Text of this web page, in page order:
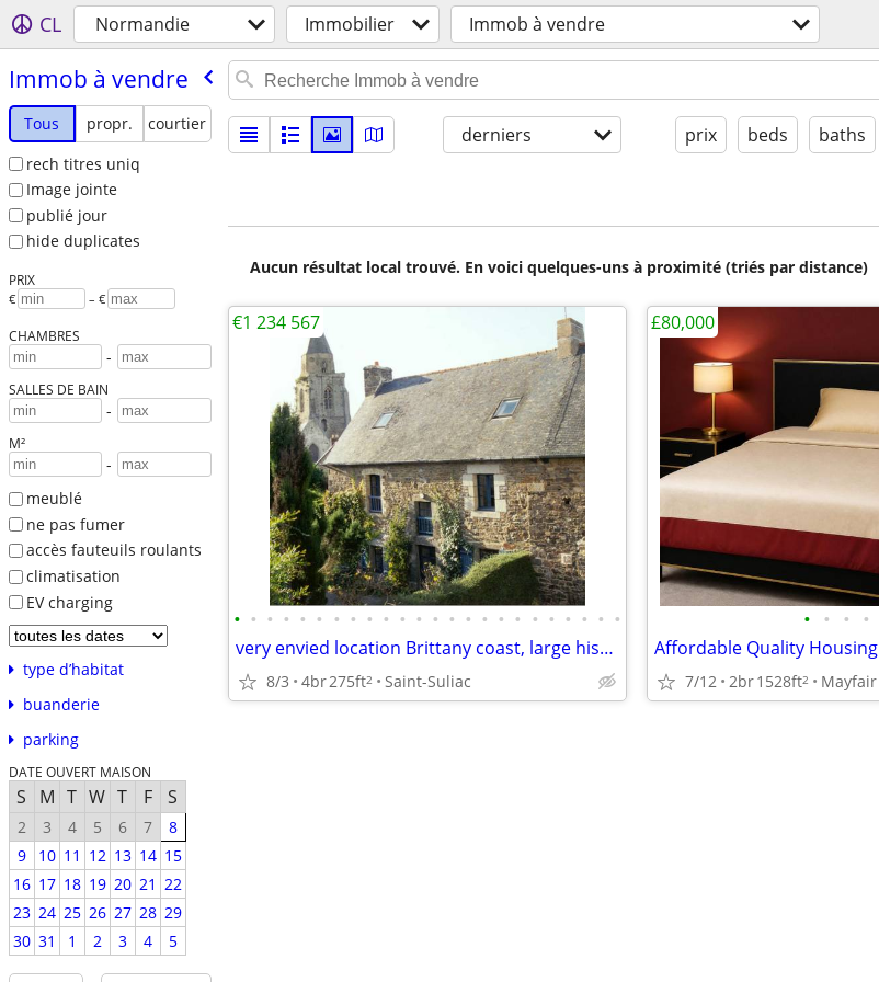
CL Normandie Immobilier Immob à vendre
Immob à vendre
Tous propr.
courtier
rech titres uniq
Image jointe
publié jour
hide duplicates
PRIX
€ – €
CHAMBRES
-
SALLES DE BAIN
-
M²
-
meublé
ne pas fumer
accès fauteuils roulants
climatisation
EV charging
type d’habitat
buanderie
parking
DATE OUVERT MAISON
S M T W T F S
2 3 4 5 6 7
8
9
10 11 12 13 14 15
16 17 18 19 20 21 22
23 24 25 26 27 28 29
30 31 1 2 3 4 5
derniers prix beds baths
Aucun résultat local trouvé. En voici quelques-uns à proximité (triés par distance)
• • • • • • • • • • • • • • • • • • • • • • • •
very envied location Brittany coast, large historic village property
8/3 4br275ft2 Saint-Suliac
€1 234 567
• • • •
Affordable Quality Housing
7/12 2br1528ft2 Mayfair
£80,000